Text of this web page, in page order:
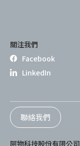
關注我們
Facebook
LinkedIn
聯絡我們
阿物科技股份有限公司